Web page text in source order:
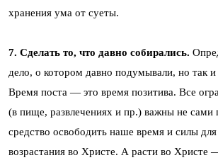
хранения ума от суеты.
7. Сделать то, что давно собирались.
дело, о котором давно подумывали, но так
Время поста — это время позитива. Все
(в пище, развлечениях и пр.) важны не сами
средство освободить наше время и силы для
возрастания во Христе. А расти во Христе